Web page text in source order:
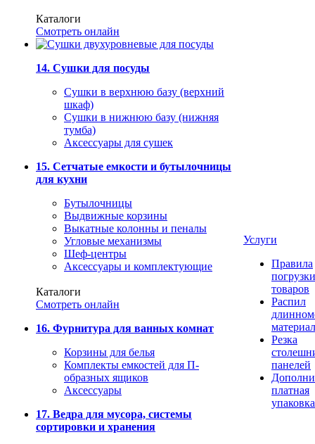
Каталоги
Смотреть онлайн
14. Сушки для посуды
Сушки в верхнюю базу (верхний
шкаф)
Сушки в нижнюю базу (нижняя
тумба)
Аксессуары для сушек
15. Сетчатые емкости и бутылочницы
для кухни
Бутылочницы
Выдвижные корзины
Выкатные колонны и пеналы
Угловые механизмы
Шеф-центры
Аксессуары и комплектующие
Каталоги
Смотреть онлайн
16. Фурнитура для ванных комнат
Корзины для белья
Комплекты емкостей для П-
образных ящиков
Аксессуары
17. Ведра для мусора, системы
сортировки и хранения
Услуги
Правила
погрузки
товаров
Распил
Резка
панелей
платная
упаковка